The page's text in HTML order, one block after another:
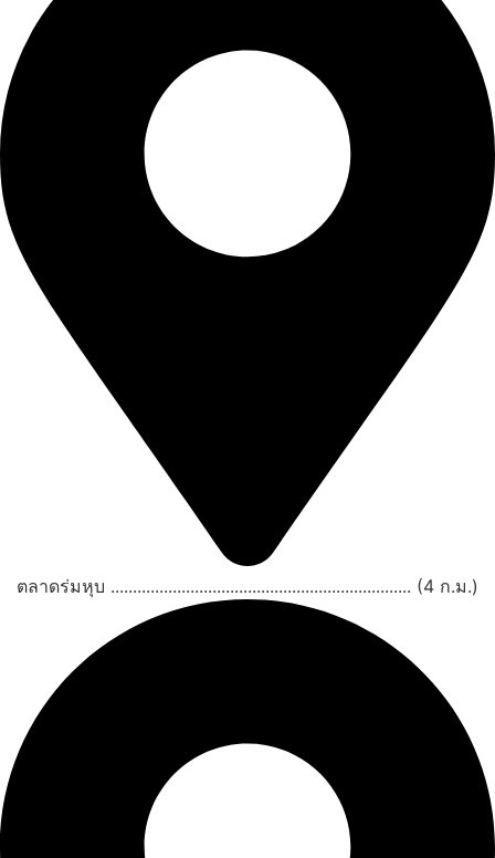
ตลาดร่มหุบ .................................................................... (4 ก.ม.)